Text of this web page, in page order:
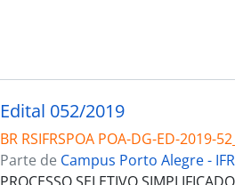
Edital 052/2019
BR RSIFRSPOA POA-DG-ED-2019-
Parte de Campus Porto Alegre -